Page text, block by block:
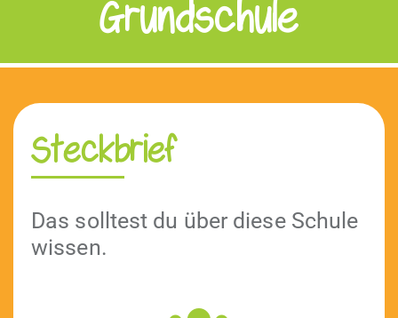
Grundschule
Steckbrief
Das soll­test du über diese Schule
wissen.